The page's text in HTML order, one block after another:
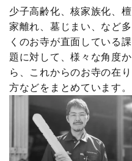
疑問をわかりやすく解説
しながら、 住職・寺院向
けの有益な情報や やじ社
長の日常まで発信中！▶
@sotoubaya140 ご相談は
DM・公式LINEからお気
軽にどうぞ📩 #やじ社長 #
卒塔婆 #卒塔婆屋さん #日
の出町 婿社長
少子高齢化、核家族化、檀
家離れ、墓じまい、など多
くのお寺が直面している課
題に対して、様々な角度か
ら、これからのお寺の在り
方などをまとめています。